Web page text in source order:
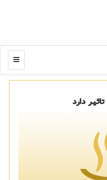
منو
دارد